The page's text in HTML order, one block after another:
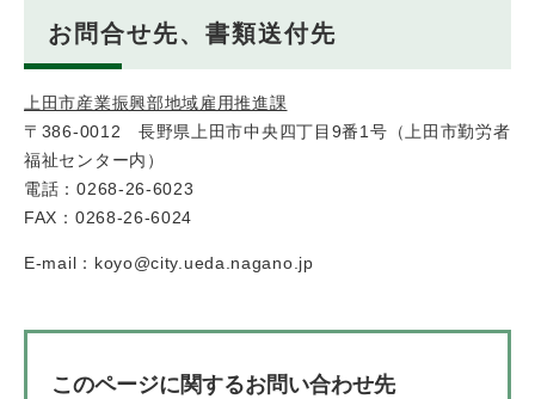
お問合せ先、書類送付先
上田市産業振興部地域雇用推進課
〒386-0012 長野県上田市中央四丁目9番1号（上田市勤労者
福祉センター内）
電話：0268-26-6023
FAX：0268-26-6024
E-mail：koyo@city.ueda.nagano.jp
このページに関するお問い合わせ先